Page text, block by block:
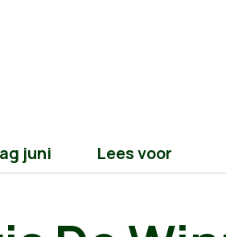
juni Lees voor